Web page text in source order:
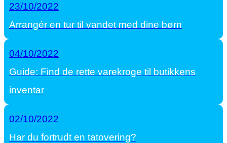
23/10/2022
Arrangér en tur til vandet med dine børn
04/10/2022
Guide: Find de rette varekroge til butikkens
inventar
02/10/2022
Har du fortrudt en tatovering?